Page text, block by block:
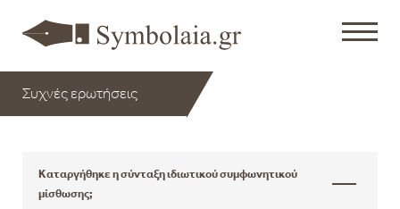
Συχνές ερωτήσεις
Καταργήθηκε η σύνταξη ιδιωτικού συμφωνητικού
μίσθωσης;